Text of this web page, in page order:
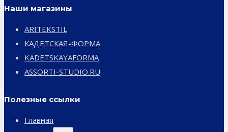
Наши магазины
ARITEKSTIL
КАДЕТСКАЯ-ФОРМА
KADETSKAYAFORMA
ASSORTI-STUDIO.RU
Полезные ссылки
Главная